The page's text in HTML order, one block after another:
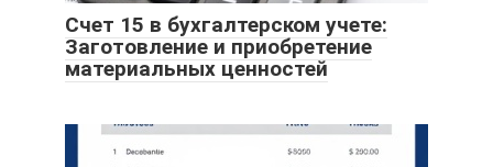
Счет 15 в бухгалтерском учете:
Заготовление и приобретение
материальных ценностей